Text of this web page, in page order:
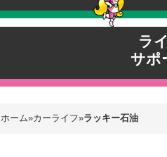
ラ
サポ
ホーム»カーライフ»ラッキー石油